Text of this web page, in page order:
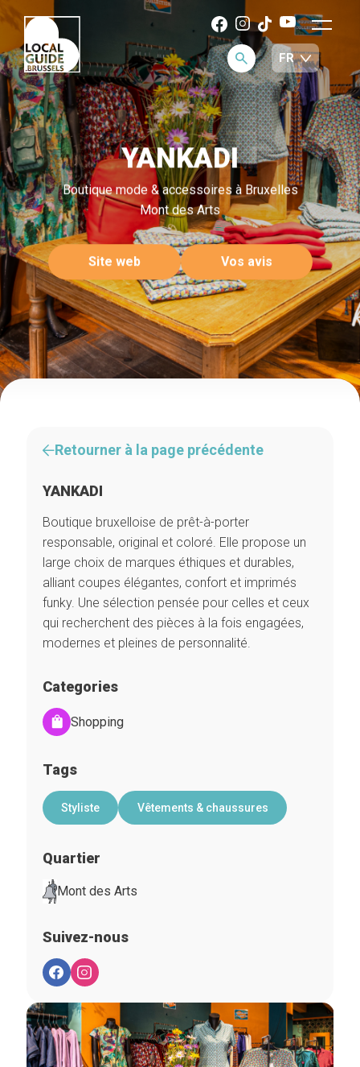
YANKADI
Boutique mode & accessoires à Bruxelles
Mont des Arts
Site web Vos avis
Retourner à la page précédente
YANKADI
Boutique bruxelloise de prêt-à-porter
responsable, original et coloré. Elle propose un
large choix de marques éthiques et durables,
alliant coupes élégantes, confort et imprimés
funky. Une sélection pensée pour celles et ceux
qui recherchent des pièces à la fois engagées,
modernes et pleines de personnalité.
Categories
Shopping
Tags
Styliste Vêtements & chaussures
Quartier
Mont des Arts
Suivez-nous